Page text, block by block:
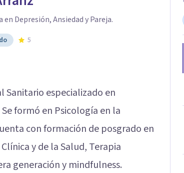
Depresión, Ansiedad y Pareja.
5
Sanitario especializado en
formó en Psicología en la
con formación de posgrado en
y de la Salud, Terapia
generación y mindfulness.